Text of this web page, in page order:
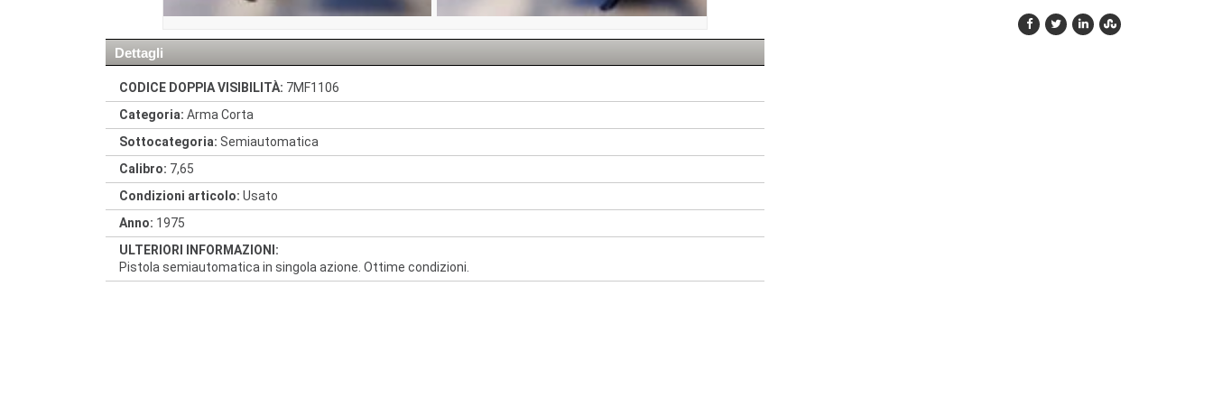
Dettagli
CODICE DOPPIA VISIBILITÀ: 7MF1106
Categoria: Arma Corta
Sottocategoria: Semiautomatica
Calibro: 7,65
Condizioni articolo: Usato
Anno: 1975
ULTERIORI INFORMAZIONI:
Pistola semiautomatica in singola azione. Ottime condizioni.